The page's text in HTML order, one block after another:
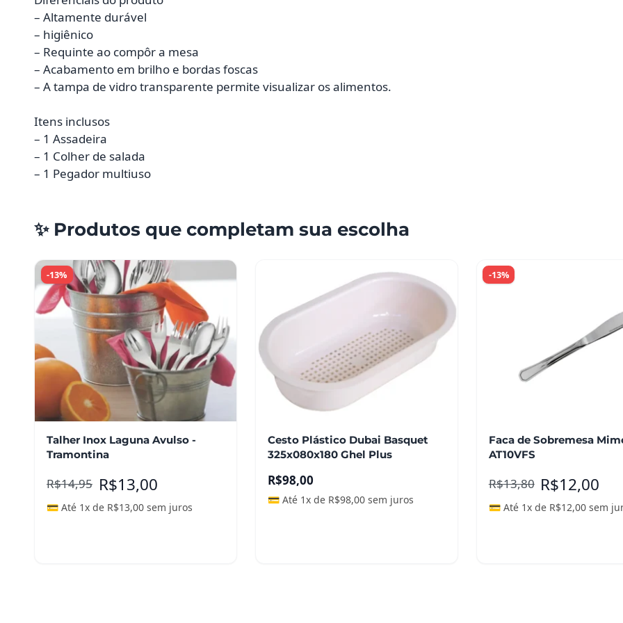
– Altamente durável
– higiênico
– Requinte ao compôr a mesa
– Acabamento em brilho e bordas foscas
– A tampa de vidro transparente permite visualizar os alimentos.
Itens inclusos
– 1 Assadeira
– 1 Colher de salada
– 1 Pegador multiuso
✨ Produtos que completam sua escolha
-13%
Talher Inox Laguna Avulso -
Tramontina
R$14,95 R$13,00
💳 Até 1x de R$13,00 sem juros
Cesto Plástico Dubai Basquet
325x080x180 Ghel Plus
R$98,00
💳 Até 1x de R$98,00sem juros
-13%
Faca de Sobremesa
AT10VFS
R$13,80 R$12,00
💳 Até 1x de R$12,00sem